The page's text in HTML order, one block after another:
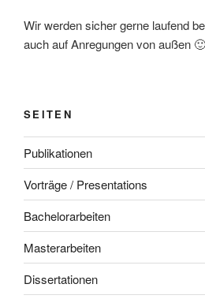
Wir werden sicher gerne laufend
auch auf Anregungen von außen 🙂
SEITEN
Publikationen
Vorträge / Presentations
Bachelorarbeiten
Masterarbeiten
Dissertationen